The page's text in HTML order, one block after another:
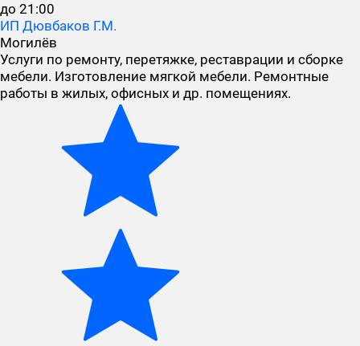
до 21:00
ИП Дювбаков Г.М.
Могилёв
Услуги по ремонту, перетяжке, реставрации и сборке
мебели. Изготовление мягкой мебели. Ремонтные
работы в жилых, офисных и др. помещениях.